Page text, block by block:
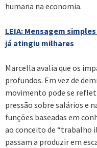
humana na economia.
LEIA: Mensagem
já atingiu milhares
Marcella avalia que os
profundos. Em vez de
movimento pode se
pressão sobre salários e
funções baseadas em
ao conceito de “trabalho
passam a produzir em